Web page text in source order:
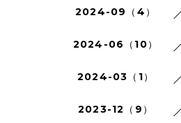
2024-09（4）
2024-06（10）
2024-03（1）
2023-12（9）